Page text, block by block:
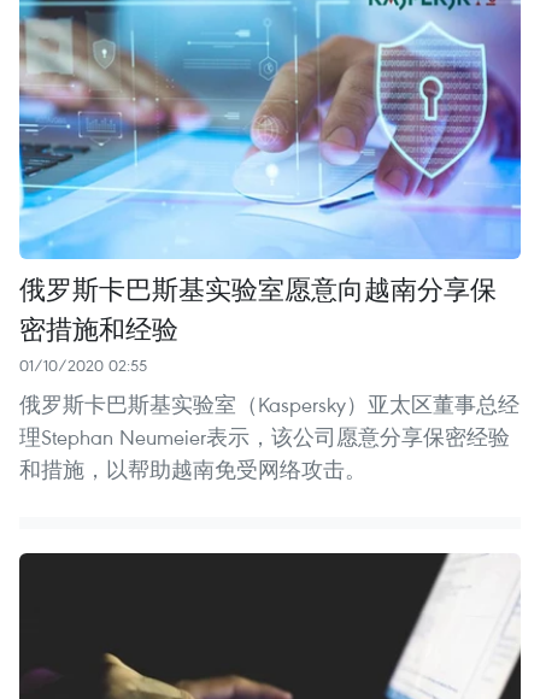
俄罗斯卡巴斯基实验室愿意向越南分享保
密措施和经验
01/10/2020 02:55
俄罗斯卡巴斯基实验室（Kaspersky）亚太区董事总经
理Stephan Neumeier表示，该公司愿意分享保密经验
和措施，以帮助越南免受网络攻击。